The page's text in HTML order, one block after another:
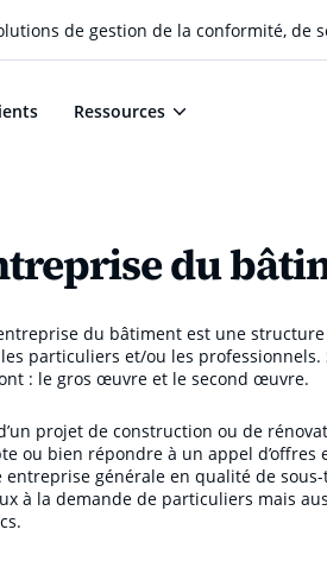
de gestion de la conformité, de
Ressources
du
du bâtiment est une
particuliers et/ou les
: le gros œuvre et le second œuvre.
projet de construction ou de
ou bien répondre à un appel
entreprise générale en qualité de
à la demande de particuliers mais